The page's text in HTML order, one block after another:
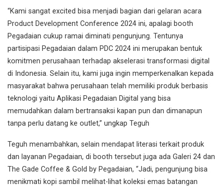
“Kami sangat excited bisa menjadi bagian dari gelaran acara
Product Development Conference 2024 ini, apalagi booth
Pegadaian cukup ramai diminati pengunjung. Tentunya
partisipasi Pegadaian dalam PDC 2024 ini merupakan bentuk
komitmen perusahaan terhadap akselerasi transformasi digital
di Indonesia. Selain itu, kami juga ingin memperkenalkan kepada
masyarakat bahwa perusahaan telah memiliki produk berbasis
teknologi yaitu Aplikasi Pegadaian Digital yang bisa
memudahkan dalam bertransaksi kapan pun dan dimanapun
tanpa perlu datang ke outlet,” ungkap Teguh
Teguh menambahkan, selain mendapat literasi terkait produk
dan layanan Pegadaian, di booth tersebut juga ada Galeri 24 dan
The Gade Coffee & Gold by Pegadaian, “Jadi, pengunjung bisa
menikmati kopi sambil melihat-lihat koleksi emas batangan